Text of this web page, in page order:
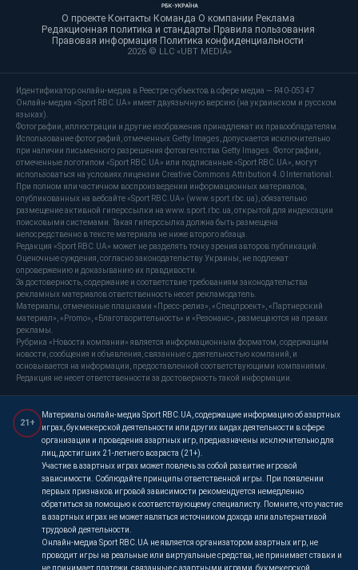
О проекте·Контакты·Команда·О компании·Реклама·
Редакционная политика и стандарты·Правила пользования·
Правовая информация·Политика конфиденциальности·
2026 © LLC «UBT MEDIA»
Идентификатор онлайн-медиа в Реестре субъектов в сфере медиа — R40-05347
Онлайн-медиа «Sport RBC.UA» имеет двуязычную версию (на украинском и русском
языках).
Фотографии, иллюстрации и другие изображения принадлежат их правообладателям.
Использование фотографий, отмеченных Getty Images, допускается исключительно
при наличии письменного разрешения фотоагентства Getty Images. Фотографии,
отмеченные логотипом «Sport RBC.UA» или подписанные «Sport RBC.UA», могут
использоваться на условиях лицензии Creative Commons Attribution 4.0 International.
При полном или частичном воспроизведении информационных материалов,
опубликованных на вебсайте «Sport RBC.UA» (www.sport.rbc.ua), обязательно
размещение активной гиперссылки на www.sport.rbc.ua, открытой для индексации
поисковыми системами. Такая гиперссылка должна быть размещена
непосредственно в тексте материала не ниже второго абзаца.
Редакция «Sport RBC.UA» может не разделять точку зрения авторов публикаций.
Оценочные суждения, согласно законодательству Украины, не подлежат
опровержению и доказыванию их правдивости.
За достоверность, содержание и соответствие требованиям законодательства
рекламных материалов ответственность несет рекламодатель.
Материалы, отмеченные плашками «Пресс-релиз», «Спецпроект», «Партнерский
материал», «Promo», «Благотворительность» и «Резонанс», размещаются на правах
рекламы.
Рубрика «Новости компании» является информационным форматом, содержащим
новости, сообщения и объявления, связанные с деятельностью компаний, и
основывается на информации, предоставленной соответствующими компаниями.
Редакция не несет ответственности за достоверность такой информации.
21+
Материалы онлайн-медиа Sport RBC.UA, содержащие информацию об азартных
играх, букмекерской деятельности или других видах деятельности в сфере
организации и проведения азартных игр, предназначены исключительно для
лиц, достигших 21-летнего возраста (21+).
Участие в азартных играх может повлечь за собой развитие игровой
зависимости. Соблюдайте принципы ответственной игры. При появлении
первых признаков игровой зависимости рекомендуется немедленно
обратиться за помощью к соответствующему специалисту. Помните, что участие
в азартных играх не может являться источником дохода или альтернативой
трудовой деятельности.
Онлайн-медиа Sport RBC.UA не является организатором азартных игр, не
проводит игры на реальные или виртуальные средства, не принимает ставки и
не принимает платежи, связанные с азартными играми, букмекерской